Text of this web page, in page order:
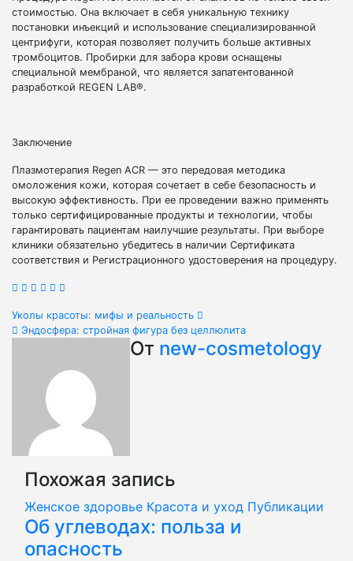
стоимостью. Она включает в себя уникальную технику
постановки инъекций и использование специализированной
центрифуги, которая позволяет получить больше активных
тромбоцитов. Пробирки для забора крови оснащены
специальной мембраной, что является запатентованной
разработкой REGEN LAB®.
Заключение
Плазмотерапия Regen ACR — это передовая методика
омоложения кожи, которая сочетает в себе безопасность и
высокую эффективность. При ее проведении важно применять
только сертифицированные продукты и технологии, чтобы
гарантировать пациентам наилучшие результаты. При выборе
клиники обязательно убедитесь в наличии Сертификата
соответствия и Регистрационного удостоверения на процедуру.
Навигация
записям
Уколы красоты: мифы и реальность
Эндосфера: стройная фигура без целлюлита
От new-cosmetology
Похожая запись
Женское здоровье Красота и уход Публикации
Об углеводах: польза и
опасность